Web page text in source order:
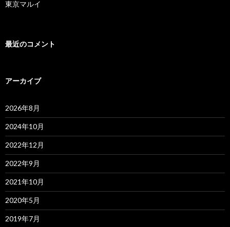
東京マルイ
最近のコメント
アーカイブ
2026年8月
2024年10月
2022年12月
2022年9月
2021年10月
2020年5月
2019年7月